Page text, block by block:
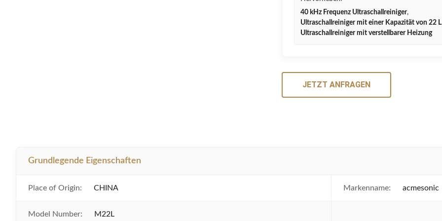
40 kHz Frequenz Ultraschallreiniger,
Ultraschallreiniger mit einer Kapazität von 22 L
Ultraschallreiniger mit verstellbarer Heizung
JETZT ANFRAGEN
Grundlegende Eigenschaften
Place of Origin: CHINA Markenname: acmesonic
Model Number: M22L